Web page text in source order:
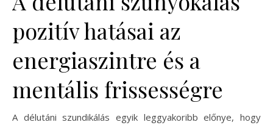
pozitív hatásai az
energiaszintre és a
mentális frissességre
A délutáni szundikálás egyik leggyakoribb előnye, hogy